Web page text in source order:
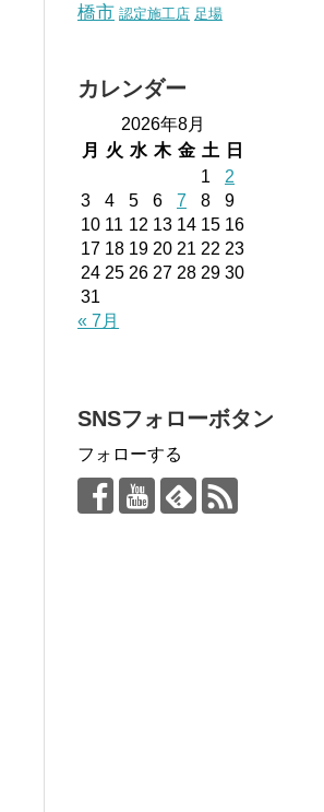
橋市 認定施工店 足場
カレンダー
2026年8月
月
火 水 木 金 土
日
1
2
3
4 5 6 7 8
9
10 11 12 13 14 15 16
17 18 19 20 21 22 23
24 25 26 27 28 29 30
31
« 7月
SNSフォローボタン
フォローする